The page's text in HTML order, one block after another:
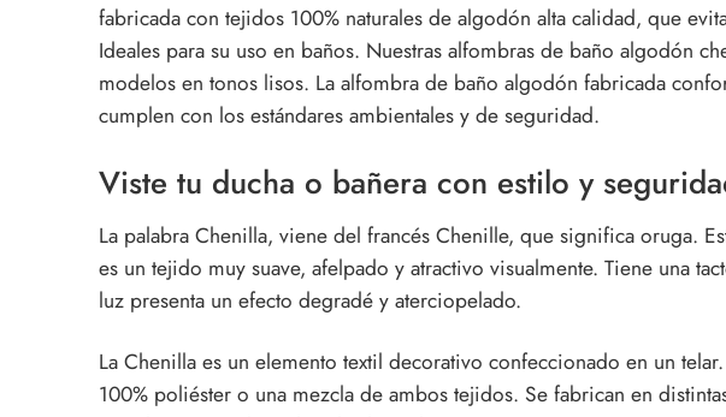
fabricada con tejidos 100% naturales de algodón alta calidad, que
Ideales para su uso en baños. Nuestrasalfombras de baño algodón
modelos en tonos lisos. La alfombra de baño algodón fabricada
cumplen con los estándares ambientales y de seguridad.
Viste tu ducha o bañera con estilo y
La palabraChenilla, viene del francésChenille, que significa oruga.
es un tejido muy suave, afelpado y atractivo visualmente. Tiene una
luz presenta un efecto degradé y aterciopelado.
La Chenilla es un elemento textil decorativo confeccionado en un
100% poliéster o una mezcla de ambos tejidos. Se fabrican en